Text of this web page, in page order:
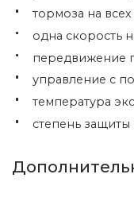
тормоза на
одна скорость
передвижение
управление с
температура
степень защиты